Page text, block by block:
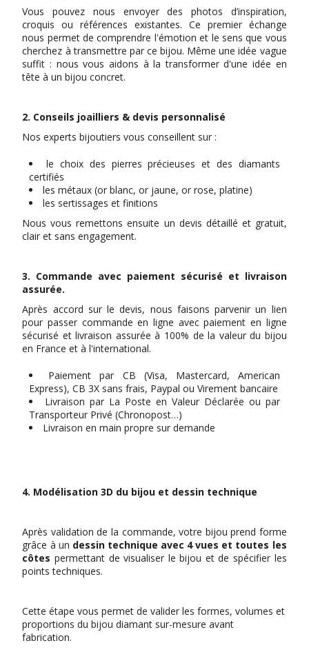
Vous pouvez nous envoyer des photos d’inspiration,
croquis ou références existantes. Ce premier échange
nous permet de comprendre l'émotion et le sens que vous
cherchez à transmettre par ce bijou. Même une idée vague
suffit : nous vous aidons à la transformer d'une idée en
tête à un bijou concret.
2. Conseils joailliers & devis personnalisé
Nos experts bijoutiers vous conseillent sur :
le choix des pierres précieuses et des diamants
certifiés
les métaux (or blanc, or jaune, or rose, platine)
les sertissages et finitions
Nous vous remettons ensuite un devis détaillé et gratuit,
clair et sans engagement.
3. Commande avec paiement sécurisé et livraison
assurée.
Après accord sur le devis, nous faisons parvenir un lien
pour passer commande en ligne avec paiement en ligne
sécurisé et livraison assurée à 100% de la valeur du bijou
en France et à l'international.
Paiement par CB (Visa, Mastercard, American
Express), CB 3X sans frais, Paypal ou Virement bancaire
Livraison par La Poste en Valeur Déclarée ou par
Transporteur Privé (Chronopost…)
Livraison en main propre sur demande
4. Modélisation 3D du bijou et dessin technique
Après validation de la commande, votre bijou prend forme
grâce à un dessin technique avec 4 vues et toutes les
côtes permettant devisualiser le bijou et de spécifier les
points techniques.
Cette étape vous permet de valider les formes, volumes et
proportions du bijou diamant sur-mesure avant
fabrication.